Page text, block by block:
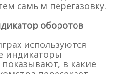
самым перегазовку.
оборотов
используются
индикаторы
в какие